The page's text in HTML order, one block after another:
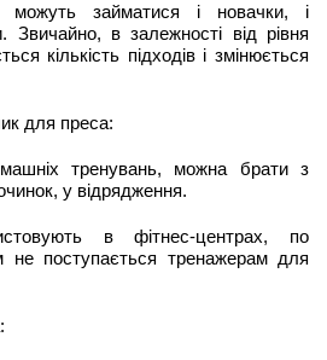
займатися і новачки, і
Звичайно, в залежності від рівня
кількість підходів і змінюється
для преса:
тренувань, можна брати з
у відрядження.
в фітнес-центрах, по
не поступається тренажерам для